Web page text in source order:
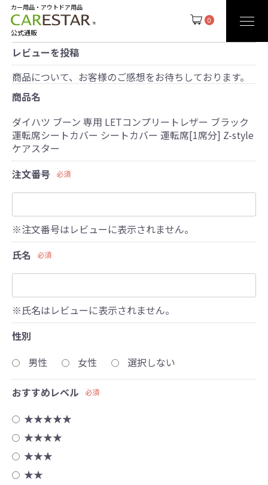
0
カー用品・アウトドア用品
公式通販
レビューを投稿
商品について、お客様のご感想をお待ちしております。
商品名
ダイハツ ブーン 専用 LETコンプリートレザー ブラック
運転席シートカバー シートカバー 運転席[1席分] Z-style
ケアスター
注文番号
必須
※注文番号はレビューに表示されません。
氏名
必須
※氏名はレビューに表示されません。
性別
男性
女性 選択しない
おすすめレベル 必須
★★★★★
★★★★
★★★
★★